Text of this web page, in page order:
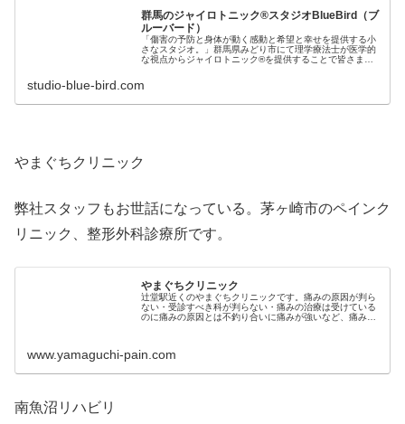
群馬のジャイロトニック®スタジオBlueBird（ブ
ルーバード）
「傷害の予防と身体が動く感動と希望と幸せを提供する小
さなスタジオ。」群馬県みどり市にて理学療法士が医学的
な視点からジャイロトニック®を提供することで皆さまに
studio-blue-bird.com
やまぐちクリニック
弊社スタッフもお世話になっている。茅ヶ崎市のペインク
リニック、整形外科診療所です。
やまぐちクリニック
辻堂駅近くのやまぐちクリニックです。痛みの原因が判ら
ない・受診すべき科が判らない・痛みの治療は受けている
のに痛みの原因とは不釣り合いに痛みが強いなど、痛みに
www.yamaguchi-pain.com
南魚沼リハビリ